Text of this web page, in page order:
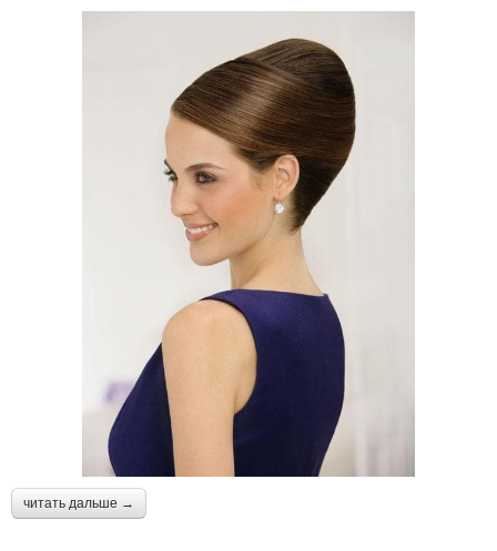
читать дальше →